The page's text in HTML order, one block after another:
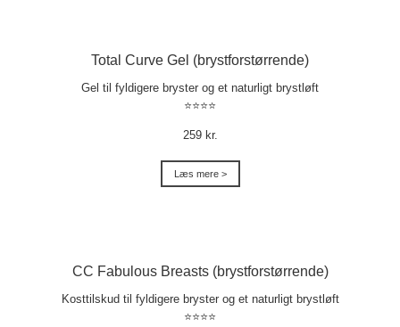
Total Curve Gel (brystforstørrende)
Gel til fyldigere bryster og et naturligt brystløft
⭐⭐⭐⭐
259 kr.
Læs mere >
CC Fabulous Breasts (brystforstørrende)
Kosttilskud til fyldigere bryster og et naturligt brystløft
⭐⭐⭐⭐